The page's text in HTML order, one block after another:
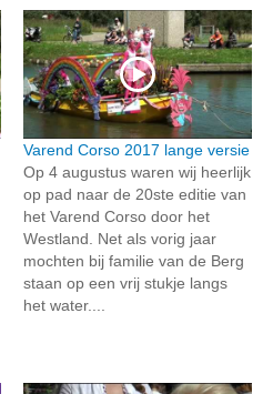
Varend Corso 2017 lange versie
Op 4 augustus waren wij heerlijk
op pad naar de 20ste editie van
het Varend Corso door het
Westland. Net als vorig jaar
mochten bij familie van de Berg
staan op een vrij stukje langs
het water....